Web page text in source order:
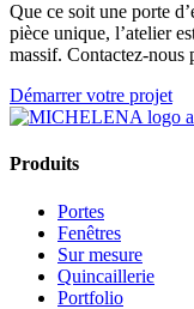
Que ce soit une porte
pièce unique, l’atelier
massif. Contactez-nous
Démarrer votre projet
Produits
Portes
Fenêtres
Sur mesure
Quincaillerie
Portfolio